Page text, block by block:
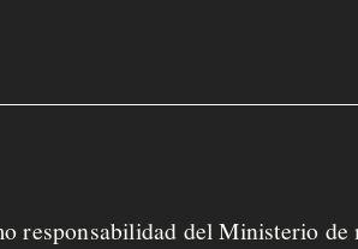
responsabilidad del Ministerio